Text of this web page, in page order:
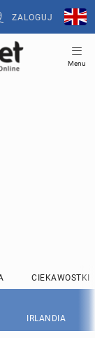
ZALOGUJ
Menu
CIEKAWOSTKI
IRLANDIA